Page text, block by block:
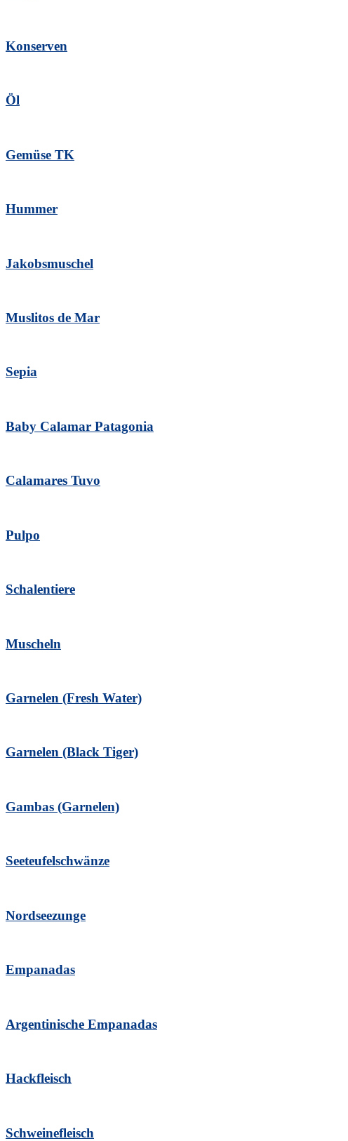
Konserven
Öl
Gemüse TK
Hummer
Jakobsmuschel
Muslitos de Mar
Sepia
Baby Calamar Patagonia
Calamares Tuvo
Pulpo
Schalentiere
Muscheln
Garnelen (Fresh Water)
Garnelen (Black Tiger)
Gambas (Garnelen)
Seeteufelschwänze
Nordseezunge
Empanadas
Argentinische Empanadas
Hackfleisch
Schweinefleisch